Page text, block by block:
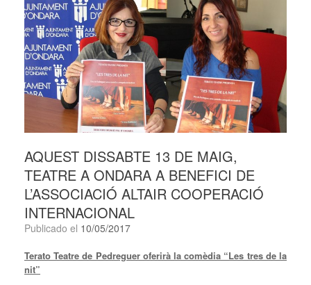
AQUEST DISSABTE 13 DE MAIG,
TEATRE A ONDARA A BENEFICI DE
L’ASSOCIACIÓ ALTAIR COOPERACIÓ
INTERNACIONAL
Publicado el 10/05/2017
Terato Teatre de Pedreguer oferirà la comèdia “Les tres de la
nit”